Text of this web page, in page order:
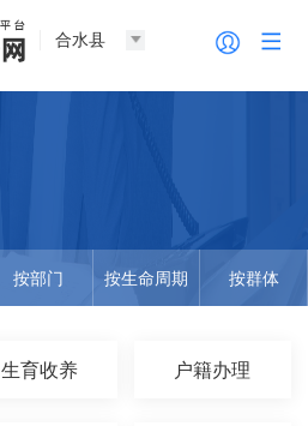
合水县
按部门 按生命周期 按群体
生育收养 户籍办理